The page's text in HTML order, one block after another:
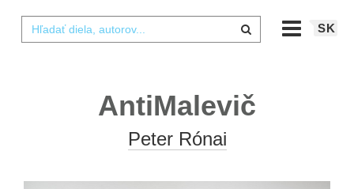
SK
AntiMalevič
Peter Rónai